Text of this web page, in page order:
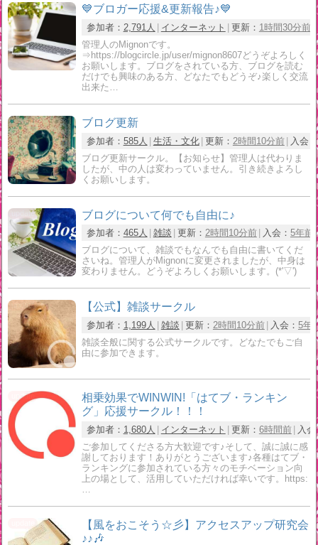
💙ブロガー応援&更新報告♪💙
参加者： 2,791人 インターネット 更新： 1時間30分前
管理人のMignonです。
⇒https://blogcircle.jp/user/mignon8607どうぞよろしく
お願いします。ブログをされている方、ブログを読む
だけでも興味のある方、どなたでもどうぞ♪楽しく交流
出来た…
ブログ更新
参加者： 585人 生活・文化 更新： 2時間10分前 入会：
ブログ更新サークル。【お知らせ】管理人は代わりま
したが、中の人は変わっていません。引き続きよろし
くお願いします。
ブログについて何でも自由に♪
参加者： 465人 雑談 更新： 2時間10分前 入会： 5年前
ブログについて、雑談でもなんでも自由に書いてくだ
さいね。管理人がMignonに変更されましたが、中身は
変わりません。どうぞよろしくお願いします。(*'▽')
【公式】雑談サークル
参加者： 1,199人 雑談 更新： 2時間10分前 入会： 5年
雑談全般に関する公式サークルです。どなたでもご自
由に参加できます。
相乗効果でWINWIN!「はてブ・ランキン
グ」応援サークル！！！
参加者： 1,680人 インターネット 更新： 6時間前
入
ご参加してくださる方大歓迎です♪そして、誠に誠に感
謝しております！ありがとうございます♪各種はてブ・
ランキングに参加されている方々のモチベーション向
上の場として、活用していただければ幸いです。https:
【風をおこそう☆彡】アクセスアップ研究会
♪♪🎶